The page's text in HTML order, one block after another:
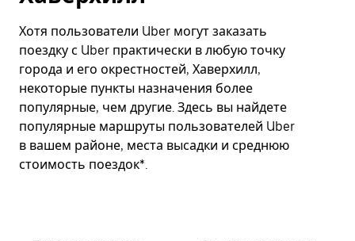
Хотя пользователи Uber могут заказать
поездку с Uber практически в любую точку
города и его окрестностей, Хаверхилл,
некоторые пункты назначения более
популярные, чем другие. Здесь вы найдете
популярные маршруты пользователей Uber
в вашем районе, места высадки и среднюю
стоимость поездок*.